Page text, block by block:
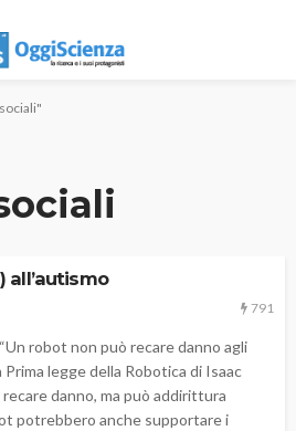
all’autismo
791
robot non può recare danno agli
legge della Robotica di Isaac
danno, ma può addirittura
potrebbero anche supportare i